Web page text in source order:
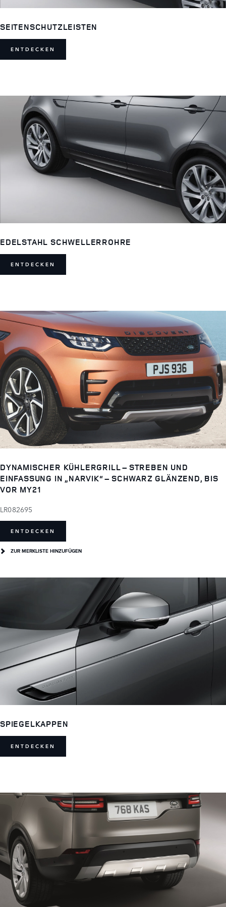
SEITENSCHUTZLEISTEN
ENTDECKEN
EDELSTAHL SCHWELLERROHRE
ENTDECKEN
DYNAMISCHER KÜHLERGRILL – STREBEN UND
EINFASSUNG IN „NARVIK“ – SCHWARZ GLÄNZEND, BIS
VOR MY21
LR082695
ENTDECKEN
ZUR MERKLISTE HINZUFÜGEN
SPIEGELKAPPEN
ENTDECKEN